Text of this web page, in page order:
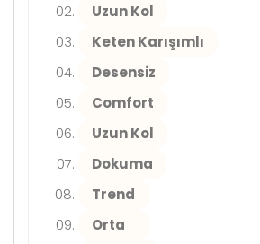
Uzun Kol
Keten Karışımlı
Desensiz
Comfort
Uzun Kol
Dokuma
Trend
Orta